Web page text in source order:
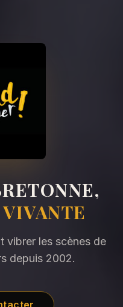
vibrer les scènes de
depuis 2002.